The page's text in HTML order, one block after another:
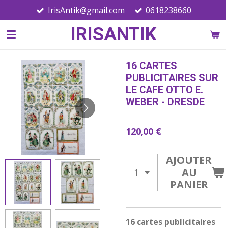
au
contenu
IRISANTIK
IrisAntik@gmail.com 0618238660
16 CARTES
PUBLICITAIRES SUR
LE CAFE OTTO E.
WEBER - DRESDE
120,00 €
AJOUTER
AU
PANIER
16 cartes publicitaires